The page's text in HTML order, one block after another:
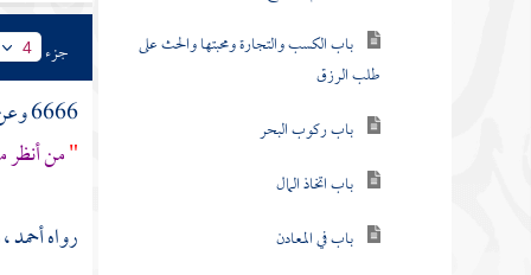
باب الكسب والتجارة ومحبتها والحث على
طلب الرزق
باب ركوب البحر
باب اتخاذ المال
باب في المعادن
جزء 4
6666 وعن
"من أنظر
رواهأحمد